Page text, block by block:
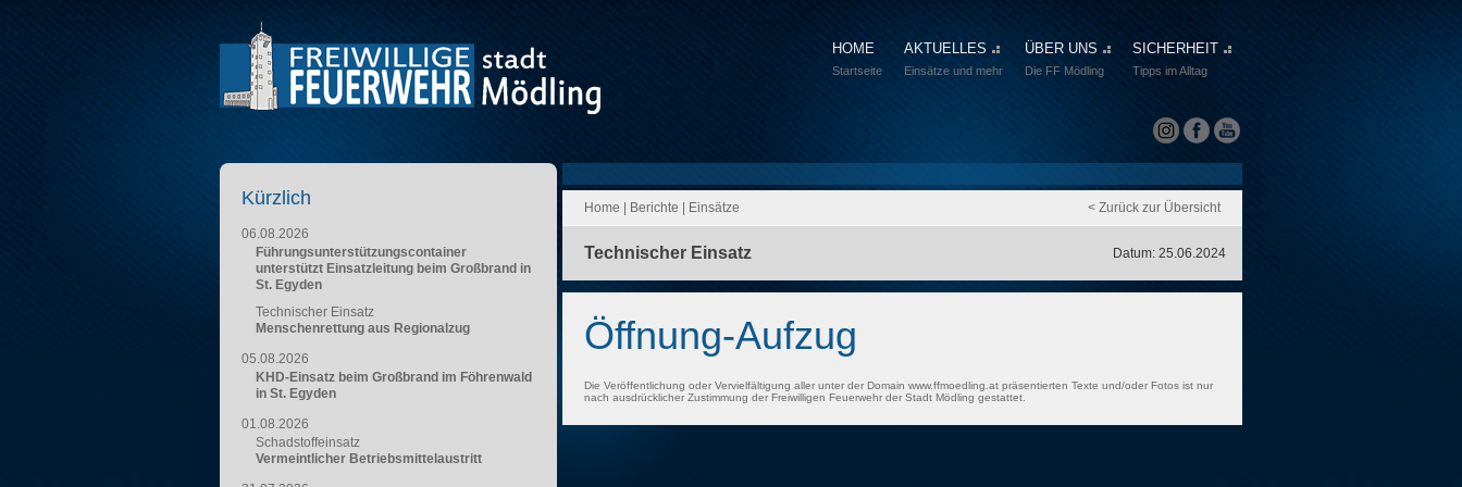
HOME
Startseite
AKTUELLES
Einsätze und mehr
ÜBER UNS
Die FF Mödling
SICHERHEIT
Tipps im Alltag
Home Berichte Einsätze < Zurück zur Übersicht
Technischer Einsatz Datum: 25.06.2024
Öffnung-Aufzug
Die Veröffentlichung oder Vervielfältigung aller unter der Domain www.ffmoedling.at präsentierten Texte und/oder Fotos ist nur
nach ausdrücklicher Zustimmung der Freiwilligen Feuerwehr der Stadt Mödling gestattet.
Kürzlich
06.08.2026
Führungsunterstützungscontainer
unterstützt Einsatzleitung beim Großbrand in
St. Egyden
Technischer Einsatz
Menschenrettung aus Regionalzug
05.08.2026
KHD-Einsatz beim Großbrand im Föhrenwald
in St. Egyden
01.08.2026
Schadstoffeinsatz
Vermeintlicher Betriebsmittelaustritt